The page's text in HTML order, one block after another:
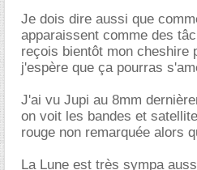
Je dois dire aussi que
apparaissent comme des
reçois bientôt mon cheshire
j'espère que ça pourras
J'ai vu Jupi au 8mm
on voit les bandes et
rouge non remarquée alors
La Lune est très sympa